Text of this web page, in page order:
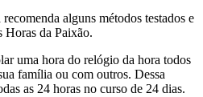
alguns métodos testados e
Horas da Paixão.
uma hora do relógio da hora todos
família ou com outros. Dessa
as 24 horas no curso de 24 dias.